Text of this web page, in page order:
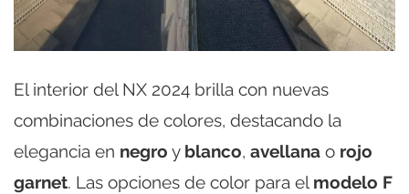
El interior del NX 2024 brilla con nuevas
combinaciones de colores, destacando la
elegancia en negro y blanco, avellana o rojo
garnet. Las opciones de color para el modelo F